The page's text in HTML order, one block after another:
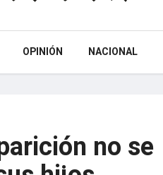
OPINIÓN NACIONAL
no se